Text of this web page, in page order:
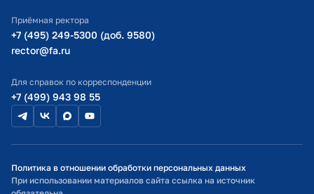
Приёмная ректора
+7 (495) 249-5300 (доб. 9580)
rector@fa.ru
Для справок по корреспонденции
+7 (499) 943 98 55
Политика в отношении обработки персональных данных
При использовании материалов сайта ссылка на источник